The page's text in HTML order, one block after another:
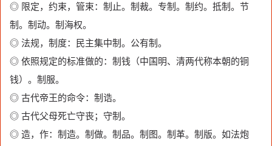
◎ 限定，约束，管束：制止。制裁。专制。制约。抵制。节
制。制动。制海权。
◎ 法规，制度：民主集中制。公有制。
◎ 依照规定的标准做的：制钱（中国明、清两代称本朝的铜
钱）。制服。
◎ 古代帝王的命令：制诰。
◎ 古代父母死亡守丧；守制。
◎ 造，作：制造。制做。制品。制图。制革。制版。如法炮